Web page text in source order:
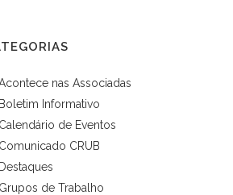
nas Associadas
Informativo
de Eventos
CRUB
de Trabalho